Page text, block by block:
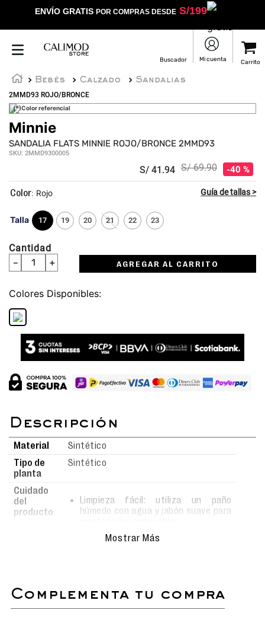
ENVÍO GRATIS POR COMPRAS DESDES/199
Bebés Calzado
Sandalias
2MMD93 ROJO/BRONCE
(*)Color referencial
Minnie
SANDALIA FLATS MINNIE ROJO/BRONCE 2MMD93
SKU: 2MMD9300005
S/ 41 .94 S/ 69.90 40 %
Talla 17 19 20 21 22 23
: Rojo
Cantidad
＋
－ AGREGAR AL CARRITO
Colores
Material
Sintético
Tipo de
planta
Sintético
Cuidado
del
producto
Limpieza fácil: utiliza un paño
húmedo con agua y jabón suave para
Realiza la limpieza con movimientos
delicados para evitar rayar o dañar la
Secado natural: deja que las
sandalias se sequen al aire libre,
Mostrar Más
complementa tu compra